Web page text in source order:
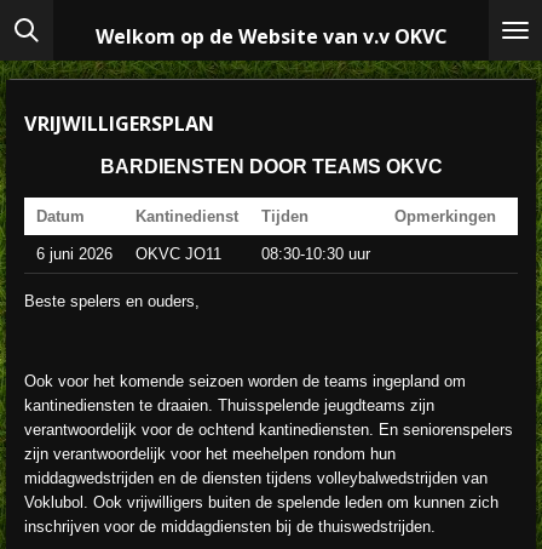
Ga
direct
naar
hoofdinhoud
Welkom op de Website van v.v OKVC
VRIJWILLIGERSPLAN
BARDIENSTEN DOOR TEAMS OKVC
Datum Kantinedienst Tijden Opmerkingen
6 juni 2026 OKVC JO11 08:30-10:30 uur
Beste spelers en ouders,
Ook voor het komende seizoen worden de teams ingepland om
kantinediensten te draaien. Thuisspelende jeugdteams zijn
verantwoordelijk voor de ochtend kantinediensten. En seniorenspelers
zijn verantwoordelijk voor het meehelpen rondom hun
middagwedstrijden en de diensten tijdens volleybalwedstrijden van
Voklubol. Ook vrijwilligers buiten de spelende leden om kunnen zich
inschrijven voor de middagdiensten bij de thuiswedstrijden.